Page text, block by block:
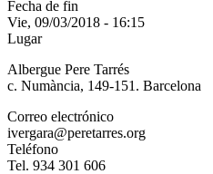
Fecha de fin
Vie, 09/03/2018 - 16:15
Lugar
Albergue Pere Tarrés
c. Numància, 149-151. Barcelona
Correo electrónico
ivergara@peretarres.org
Teléfono
Tel. 934 301 606